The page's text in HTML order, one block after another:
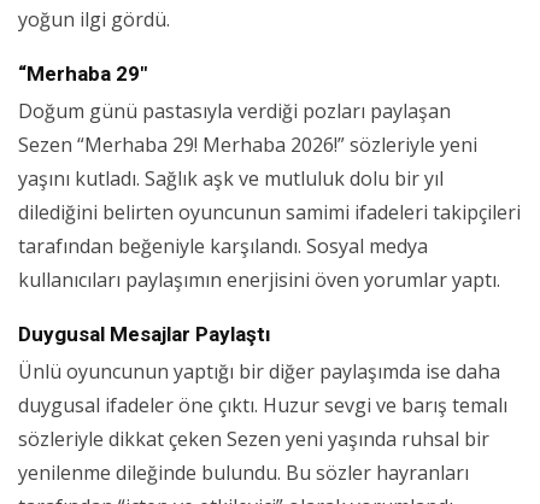
yoğun ilgi gördü.
“Merhaba 29"
Doğum günü pastasıyla verdiği pozları paylaşan
Sezen “Merhaba 29! Merhaba 2026!” sözleriyle yeni
yaşını kutladı. Sağlık aşk ve mutluluk dolu bir yıl
dilediğini belirten oyuncunun samimi ifadeleri takipçileri
tarafından beğeniyle karşılandı. Sosyal medya
kullanıcıları paylaşımın enerjisini öven yorumlar yaptı.
Duygusal Mesajlar Paylaştı
Ünlü oyuncunun yaptığı bir diğer paylaşımda ise daha
duygusal ifadeler öne çıktı. Huzur sevgi ve barış temalı
sözleriyle dikkat çeken Sezen yeni yaşında ruhsal bir
yenilenme dileğinde bulundu. Bu sözler hayranları